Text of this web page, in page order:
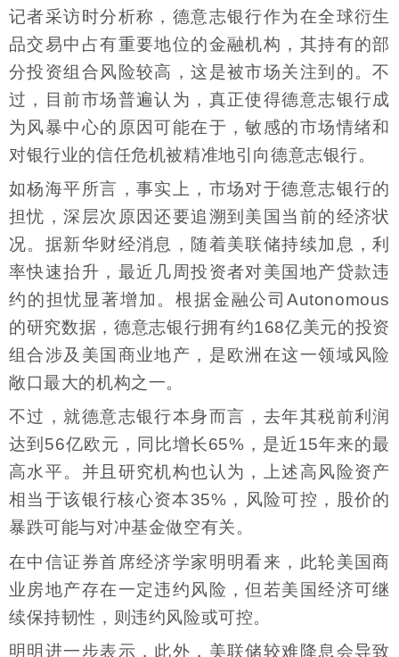
记者采访时分析称，德意志银行作为在全球衍生
品交易中占有重要地位的金融机构，其持有的部
分投资组合风险较高，这是被市场关注到的。不
过，目前市场普遍认为，真正使得德意志银行成
为风暴中心的原因可能在于，敏感的市场情绪和
对银行业的信任危机被精准地引向德意志银行。
如杨海平所言，事实上，市场对于德意志银行的
担忧，深层次原因还要追溯到美国当前的经济状
况。据新华财经消息，随着美联储持续加息，利
率快速抬升，最近几周投资者对美国地产贷款违
约的担忧显著增加。根据金融公司Autonomous
的研究数据，德意志银行拥有约168亿美元的投资
组合涉及美国商业地产，是欧洲在这一领域风险
敞口最大的机构之一。
不过，就德意志银行本身而言，去年其税前利润
达到56亿欧元，同比增长65%，是近15年来的最
高水平。并且研究机构也认为，上述高风险资产
相当于该银行核心资本35%，风险可控，股价的
暴跌可能与对冲基金做空有关。
在中信证券首席经济学家明明看来，此轮美国商
业房地产存在一定违约风险，但若美国经济可继
续保持韧性，则违约风险或可控。
明明进一步表示，此外，美联储较难降息会导致